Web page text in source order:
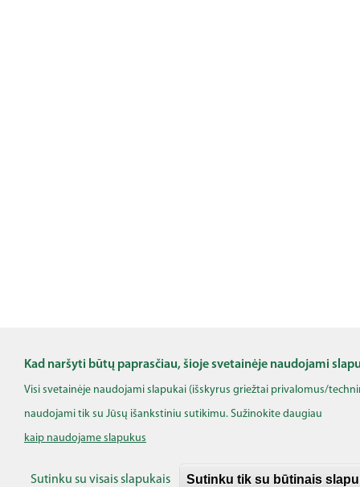
Kad naršyti būtų paprasčiau, šioje svetainėje naudojami
Visi svetainėje naudojami slapukai (išskyrus griežtai privalomus/
naudojami tik su Jūsų išankstiniu sutikimu. Sužinokite daugiau
kaip naudojame slapukus
Sutinku su visais slapukais Sutinku tik su būtinais